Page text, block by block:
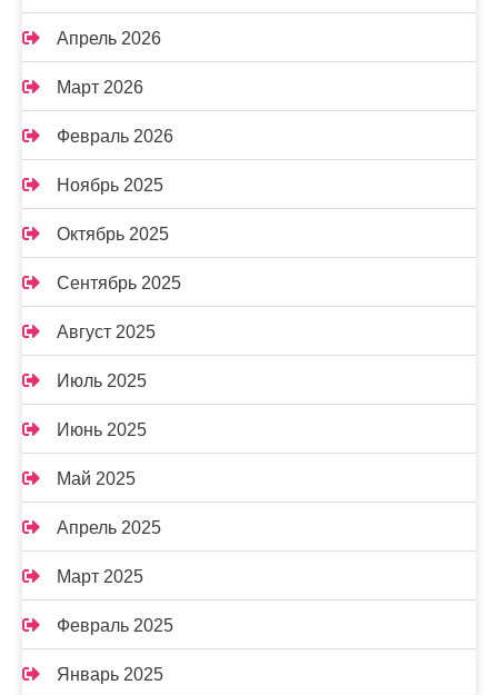
Апрель 2026
Март 2026
Февраль 2026
Ноябрь 2025
Октябрь 2025
Сентябрь 2025
Август 2025
Июль 2025
Июнь 2025
Май 2025
Апрель 2025
Март 2025
Февраль 2025
Январь 2025